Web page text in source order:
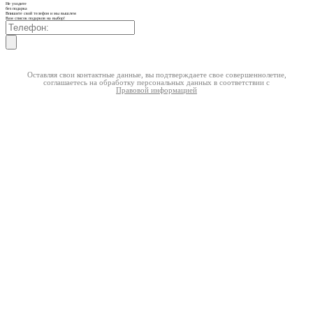
Не уходите
без подарка
Впишите свой телефон и мы вышлем
Вам список подарков на выбор!
Оставляя свои контактные данные, вы подтверждаете свое совершеннолетие,
соглашаетесь на обработку персональных данных в соответствии с
Правовой информацией